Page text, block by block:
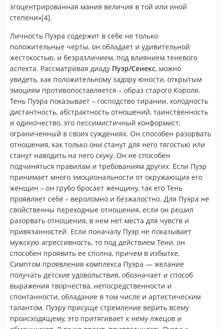
эгоцентрированная мания величия в той или иной
степени»[4].
Личность Пуэра содержит в себе не только
положительные черты, он обладает и удивительной
жестокостью, и безразличием, под влиянием теневого
аспекта. Рассматривая диаду Пуэр/Сенекс, можно
увидеть, как положительному задору юности, открытым
эмоциям противопоставляется – образ старого Короля.
Тень Пуэра показывает – господство тирании, холодность
дистантность, абстрактность отношений, таинственность
и одиночество, это пессимистичный конформист,
ограниченный в своих суждениях. Он способен разорвать
отношения, как только они станут для него тягостью или
станут наводить на него скуку. Он не способен
подчиняться правилам и требованиям других. Если Пуэр
принимает много эмоциональности от окружающих его
женщин – он грубо бросает женщину, так его Тень
проявляет себя – вероломно и безжалостно. Для Пуэра не
свойственны переходные отношения, если он решил
разорвать отношения, в нем нет места для чувств и
привязанностей. Если поначалу Пуэр не показывает
мужскую агрессивность, то под действием Тени, он
способен проявить ее сполна, причем в избытке.
Симптом проявления комплекса Пуэра — желание
получать детские удовольствия, обозначает и способ
выражения творчества, непосредственности и
спонтанности, обладание в том числе и артистическим
талантом. Пуэру присуще стремление верить всему
происходящему, это притягивает к нему лжецов и